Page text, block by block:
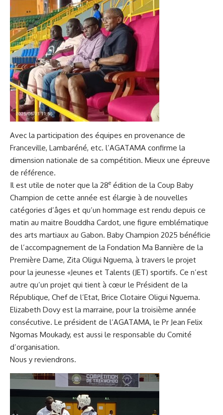
Avec la participation des équipes en provenance de
Franceville, Lambaréné, etc. l’AGATAMA confirme la
dimension nationale de sa compétition. Mieux une épreuve
de référence.
Il est utile de noter que la 28e édition de la Coup Baby
Champion de cette année est élargie à de nouvelles
catégories d’âges et qu’un hommage est rendu depuis ce
matin au maitre Bouddha Cardot, une figure emblématique
des arts martiaux au Gabon. Baby Champion 2025 bénéficie
de l’accompagnement de la Fondation Ma Bannière de la
Première Dame, Zita Oligui Nguema, à travers le projet
pour la jeunesse «Jeunes et Talents (JET) sportifs. Ce n’est
autre qu’un projet qui tient à cœur le Président de la
République, Chef de l’Etat, Brice Clotaire Oligui Nguema.
Elizabeth Dovy est la marraine, pour la troisième année
consécutive. Le président de l’AGATAMA, le Pr Jean Felix
Ngomas Moukady, est aussi le responsable du Comité
d’organisation.
Nous y reviendrons.